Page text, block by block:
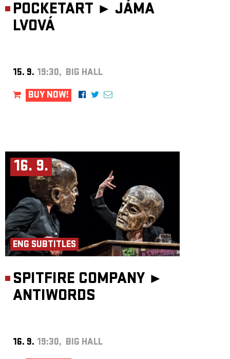
POCKETART ► JÁMA
LVOVÁ
15. 9. 19:30, BIG HALL
BUY NOW!
16. 9.
ENG SUBTITLES
SPITFIRE COMPANY ►
ANTIWORDS
16. 9. 19:30, BIG HALL